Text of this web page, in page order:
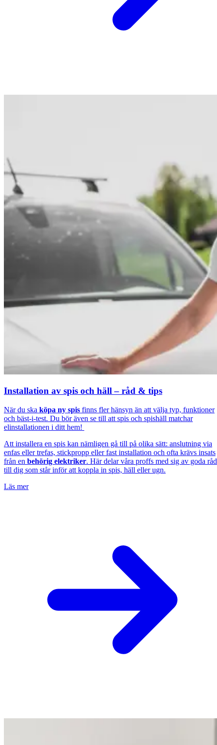
Installation av spis och häll – råd & tips
När du ska köpa ny spis finns fler hänsyn än att välja typ, funktioner
och bäst-i-test. Du bör även se till att spis och spishäll matchar
elinstallationen i ditt hem!
Att installera en spis kan nämligen gå till på olika sätt: anslutning via
enfas eller trefas, stickpropp eller fast installation och ofta krävs insats
från en behörig elektriker. Här delar våra proffs med sig av goda råd
till dig som står inför att koppla in spis, häll eller ugn.
Läs mer